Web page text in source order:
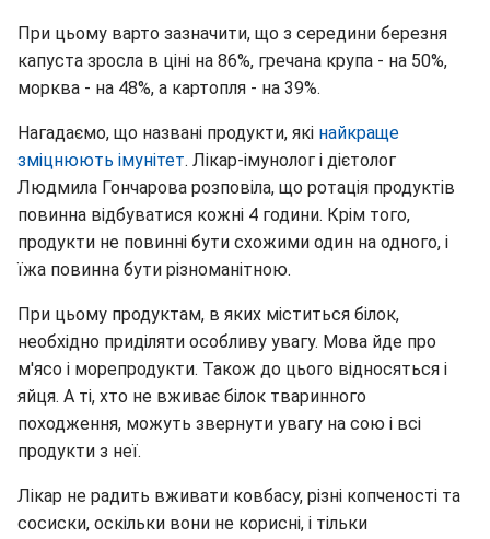
При цьому варто зазначити, що з середини березня
капуста зросла в ціні на 86%, гречана крупа - на 50%,
морква - на 48%, а картопля - на 39%.
Нагадаємо, що названі продукти, які найкраще
зміцнюють імунітет. Лікар-імунолог і дієтолог
Людмила Гончарова розповіла, що ротація продуктів
повинна відбуватися кожні 4 години. Крім того,
продукти не повинні бути схожими один на одного, і
їжа повинна бути різноманітною.
При цьому продуктам, в яких міститься білок,
необхідно приділяти особливу увагу. Мова йде про
м'ясо і морепродукти. Також до цього відносяться і
яйця. А ті, хто не вживає білок тваринного
походження, можуть звернути увагу на сою і всі
продукти з неї.
Лікар не радить вживати ковбасу, різні копченості та
сосиски, оскільки вони не корисні, і тільки